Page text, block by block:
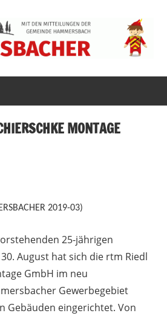
DER
MONTAGE
2019-03)
25-jährigen
August hat sich die rtm Riedl
GmbH im neu
Gewerbegebiet
Gebäuden eingerichtet. Von